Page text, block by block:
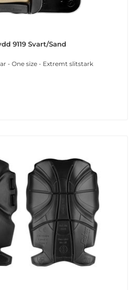
9119 Svart/Sand
- One size - Extremt slitstark